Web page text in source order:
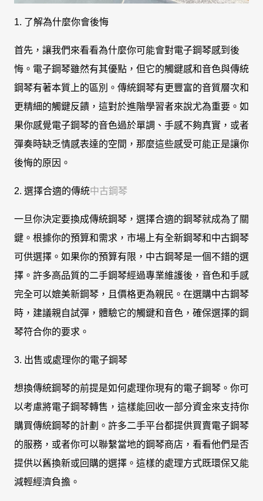
1. 了解為什麼你會後悔
首先，讓我們來看看為什麼你可能會對電子鋼琴感到後
悔。電子鋼琴雖然有其優點，但它的觸鍵感和音色與傳統
鋼琴有著本質上的區別。傳統鋼琴有更豐富的音質層次和
更精細的觸鍵反饋，這對於進階學習者來說尤為重要。如
果你感覺電子鋼琴的音色過於單調、手感不夠真實，或者
彈奏時缺乏情感表達的空間，那麼這些感受可能正是讓你
後悔的原因。
2. 選擇合適的傳統中古鋼琴
一旦你決定要換成傳統鋼琴，選擇合適的鋼琴就成為了關
鍵。根據你的預算和需求，市場上有全新鋼琴和中古鋼琴
可供選擇。如果你的預算有限，中古鋼琴是一個不錯的選
擇。許多高品質的二手鋼琴經過專業維護後，音色和手感
完全可以媲美新鋼琴，且價格更為親民。在選購中古鋼琴
時，建議親自試彈，體驗它的觸鍵和音色，確保選擇的鋼
琴符合你的要求。
3. 出售或處理你的電子鋼琴
想換傳統鋼琴的前提是如何處理你現有的電子鋼琴。你可
以考慮將電子鋼琴轉售，這樣能回收一部分資金來支持你
購買傳統鋼琴的計劃。許多二手平台都提供買賣電子鋼琴
的服務，或者你可以聯繫當地的鋼琴商店，看看他們是否
提供以舊換新或回購的選擇。這樣的處理方式既環保又能
減輕經濟負擔。